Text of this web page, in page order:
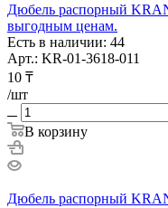
Дюбель распорный
выгодным ценам.
Есть в наличии: 44
Арт.: KR-01-3618-011
10 ₸
/шт
В корзину
Дюбель распорный